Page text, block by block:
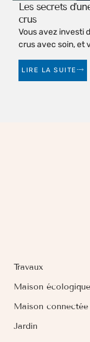
Les secrets
crus
Vous avez investi
crus avec soin, et
LIRE LA SUITE
Travaux
Maison écologique
Maison connectée
Jardin